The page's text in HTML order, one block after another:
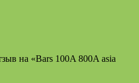
на «Bars 100A 800A asia